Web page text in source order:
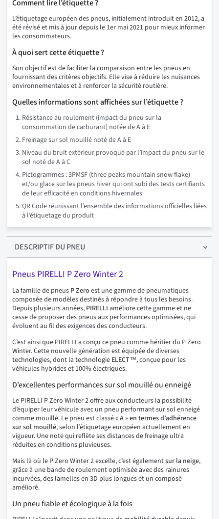
Comment lire l’étiquette ?
L’étiquetage européen des pneus, initialement introduit en 2012, a
été révisé et mis à jour depuis le 1er mai 2021 pour mieux informer
les consommateurs.
À quoi sert cette étiquette ?
Son objectif est de faciliter la comparaison entre les pneus en
fournissant des critères objectifs. Elle vise à réduire les nuisances
environnementales et à renforcer la sécurité routière.
Quelles informations sont affichées sur l’étiquette ?
Résistance au roulement (impact du pneu sur la
consommation de carburant) notée de A à E
Freinage sur sol mouillé noté de A à E
Niveau du bruit extérieur provoqué par l’impact du pneu sur le
sol noté de A à C
Pictogrammes : 3PMSF (three peaks mountain snow flake)
et/ou glace sur les pneus hiver qui ont subi des tests certifiants
de leur efficacité en conditions hivernales
QR Code réunissant l’ensemble des informations officielles liées
à l’étiquetage du produit
DESCRIPTIFDU PNEU
Pneus PIRELLI P Zero Winter 2
La famille de pneus P Zero est une gamme de pneumatiques
composée de modèles destinés à répondre à tous les besoins.
Depuis plusieurs années, PIRELLI améliore cette gamme et ne
cesse de proposer des pneus aux performances optimisées, qui
évoluent au fil des exigences des conducteurs.
C’est ainsi que PIRELLI a conçu ce pneu comme héritier du P Zero
Winter. Cette nouvelle génération est équipée de diverses
technologies, dont la technologie ELECT™, conçue pour les
véhicules hybrides et 100% électriques.
D’excellentes performances sur sol mouillé ou enneigé
Le PIRELLI P Zero Winter 2 offre aux conducteurs la possibilité
d’équiper leur véhicule avec un pneu performant sur sol enneigé
comme mouillé. Le pneu est classé « A »en termes d’adhérence
sur sol mouillé, selon l’étiquetage européen actuellement en
vigueur. Une note qui reflète ses distances de freinage ultra
réduites en conditions pluvieuses.
Mais là où le P Zero Winter 2 excelle, c’est égalementsur la neige,
grâce à une bande de roulement optimisée avec des rainures
incurvées, des lamelles en 3D plus longues et un composé
amélioré.
Un pneu fiable et écologique à la fois